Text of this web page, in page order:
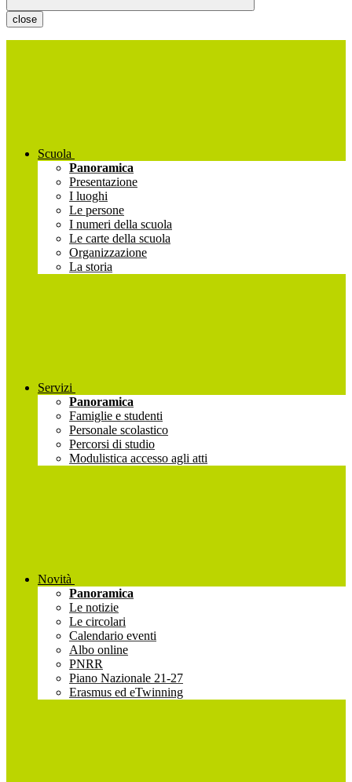
close
Scuola
Panoramica
Presentazione
I luoghi
Le persone
I numeri della scuola
Le carte della scuola
Organizzazione
La storia
Servizi
Panoramica
Famiglie e studenti
Personale scolastico
Percorsi di studio
Modulistica accesso agli atti
Novità
Panoramica
Le notizie
Le circolari
Calendario eventi
Albo online
PNRR
Piano Nazionale 21-27
Erasmus ed eTwinning